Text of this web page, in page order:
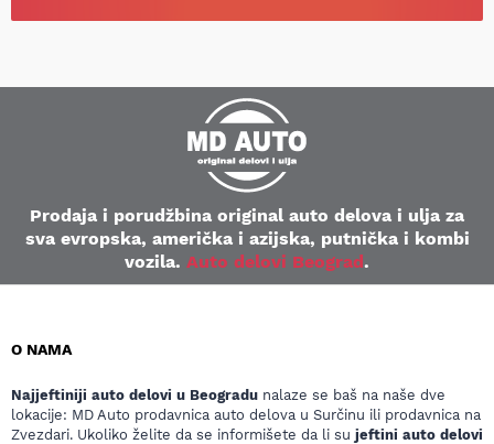
Prodaja i porudžbina original auto delova i ulja za
sva evropska, američka i azijska, putnička i kombi
vozila. Auto delovi Beograd.
O NAMA
Najjeftiniji auto delovi u Beogradu nalaze se baš na naše dve
lokacije: MD Auto prodavnica auto delova u Surčinu ili prodavnica na
Zvezdari. Ukoliko želite da se informišete da li su jeftini auto delovi